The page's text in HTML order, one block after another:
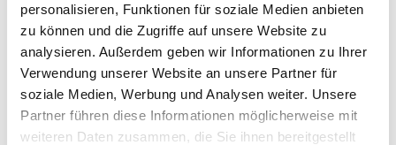
personalisieren, Funktionen für soziale Medien anbieten
zu können und die Zugriffe auf unsere Website zu
analysieren. Außerdem geben wir Informationen zu Ihrer
Verwendung unserer Website an unsere Partner für
soziale Medien, Werbung und Analysen weiter. Unsere
Partner führen diese Informationen möglicherweise mit
weiteren Daten zusammen, die Sie ihnen bereitgestellt
VERGANGENE HAUPTVERSAMMLUNGSTERMINE
archiv.hauptversammlung.de